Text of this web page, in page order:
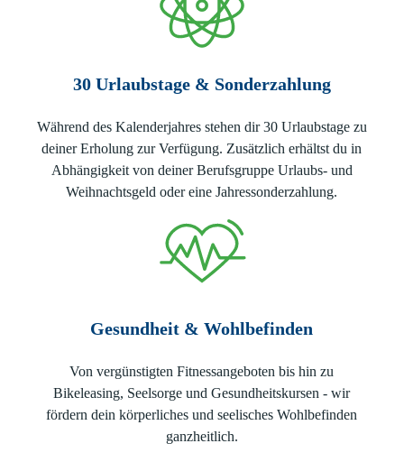
30 Urlaubstage & Sonderzahlung
Während des Kalenderjahres stehen dir 30 Urlaubstage zu
deiner Erholung zur Verfügung. Zusätzlich erhältst du in
Abhängigkeit von deiner Berufsgruppe Urlaubs- und
Weihnachtsgeld oder eine Jahressonderzahlung.
Gesundheit & Wohlbefinden
Von vergünstigten Fitnessangeboten bis hin zu
Bikeleasing, Seelsorge und Gesundheitskursen - wir
fördern dein körperliches und seelisches Wohlbefinden
ganzheitlich.